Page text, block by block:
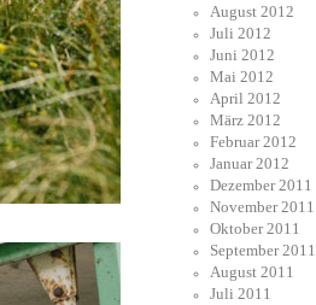
August 2012
Juli 2012
Juni 2012
Mai 2012
April 2012
März 2012
Februar 2012
Januar 2012
Dezember 2011
November 2011
Oktober 2011
September 2011
August 2011
Juli 2011